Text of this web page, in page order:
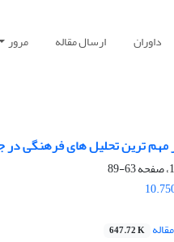
داوران ارسال مقاله مرور
مهم ترین تحلیل های فرهنگی در
63-89
647.72 K